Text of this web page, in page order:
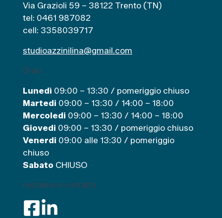
e
Via Grazioli 59 – 38122 Trento (TN)
tel: 0461 987082
cell: 3358039717
studioazzinilina@gmail.com
Orari
Lunedì 09:00 – 13:30 / pomeriggio chiuso
Martedi 09:00 – 13:30 / 14:00 – 18:00
Mercoledi 09:00 – 13:30 / 14:00 – 18:00
Giovedi 09:00 – 13:30 / pomeriggio chiuso
Venerdi 09:00 alle 13:30 / pomeriggio
chiuso
Sabato CHIUSO
restiamo in contatto